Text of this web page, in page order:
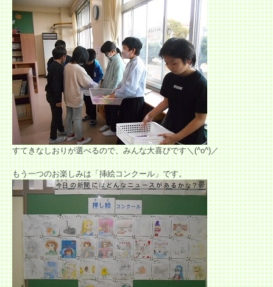
すてきなしおりが選べるので、みんな大喜びです＼(^o^)／
もう一つのお楽しみは「挿絵コンクール」です。